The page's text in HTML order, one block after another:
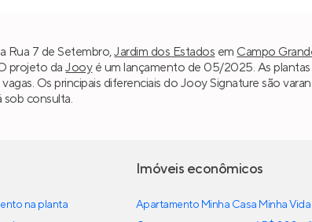
Rua 7 de Setembro,Jardim dos Estados em Campo
projeto daJooyé um lançamento de 05/2025. As plantas
Os principais diferenciais do Jooy Signature são
consulta.
na planta
Imóveis econômicos
Apartamento Minha Casa Minha Vida